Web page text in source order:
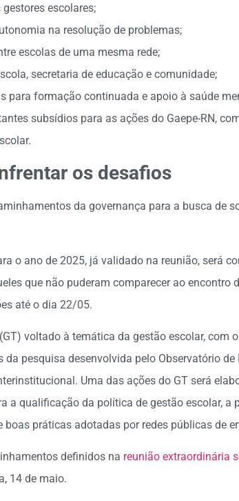
escolares;
na resolução de problemas;
escolas de uma mesma rede;
secretaria de educação e comunidade;
para formação continuada e apoio à saúde
subsídios para as ações do Gaepe-RN,
os desafios
da governança para a busca de
o ano de 2025, já validado na reunião, será
que não puderam comparecer ao encontro
até o dia 22/05.
voltado à temática da gestão escolar, com
pesquisa desenvolvida pelo Observatório de
Uma das ações do GT será
a qualificação da política de gestão escolar, a
práticas adotadas por redes públicas de
definidos na reunião extraordinária
14 de maio.